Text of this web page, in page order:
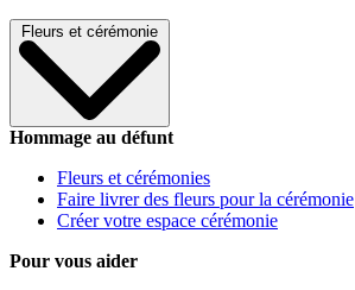
Fleurs et cérémonie
Hommage au défunt
Fleurs et cérémonies
Faire livrer des fleurs pour la cérémonie
Créer votre espace cérémonie
Pour vous aider